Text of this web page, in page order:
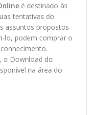
é destinado às
tentativas do
assuntos propostos
lo, podem comprar o
o Download do
na área do